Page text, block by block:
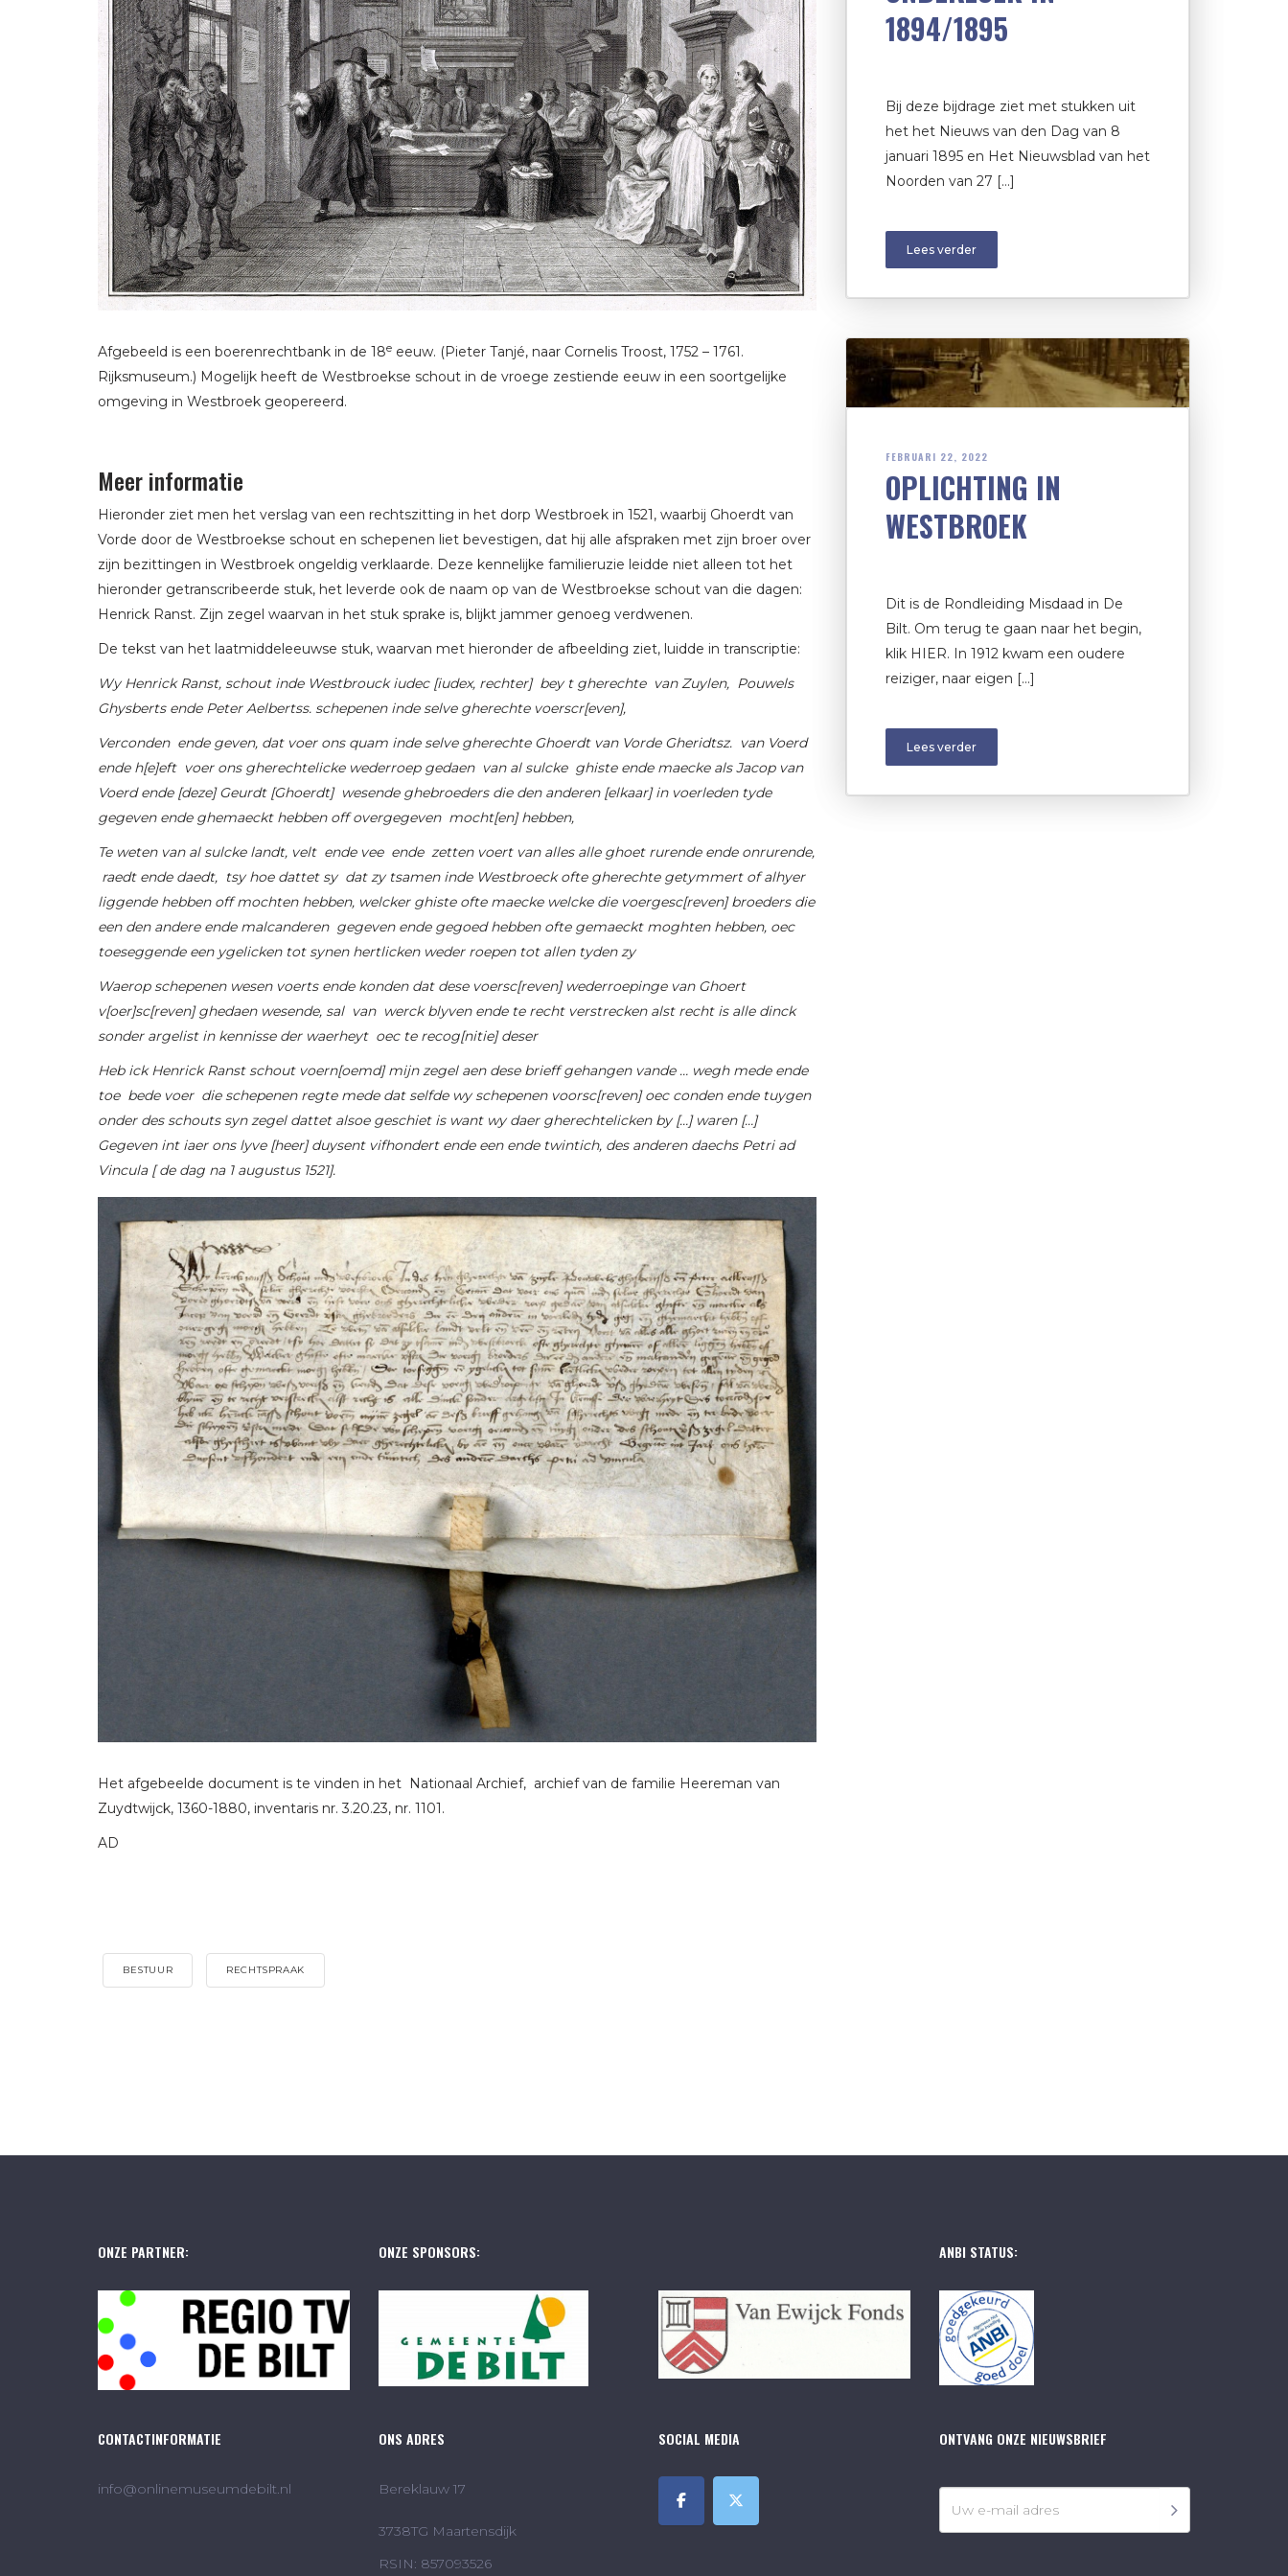
Afgebeeld is een boerenrechtbank in de 18e eeuw. (Pieter Tanjé, naar Cornelis Troost, 1752 – 1761.
Rijksmuseum.) Mogelijk heeft de Westbroekse schout in de vroege zestiende eeuw in een soortgelijke
omgeving in Westbroek geopereerd.
Meer informatie
Hieronder ziet men het verslag van een rechtszitting in het dorp Westbroek in 1521, waarbij Ghoerdt van
Vorde door de Westbroekse schout en schepenen liet bevestigen, dat hij alle afspraken met zijn broer over
zijn bezittingen in Westbroek ongeldig verklaarde. Deze kennelijke familieruzie leidde niet alleen tot het
hieronder getranscribeerde stuk, het leverde ook de naam op van de Westbroekse schout van die dagen:
Henrick Ranst. Zijn zegel waarvan in het stuk sprake is, blijkt jammer genoeg verdwenen.
De tekst van het laatmiddeleeuwse stuk, waarvan met hieronder de afbeelding ziet, luidde in transcriptie:
Wy Henrick Ranst, schout inde Westbrouck iudec [iudex, rechter] bey t gherechte van Zuylen, Pouwels
Ghysberts ende Peter Aelbertss. schepenen inde selve gherechte voerscr[even],
Verconden ende geven, dat voer ons quam inde selve gherechte Ghoerdt van Vorde Gheridtsz. van Voerd
ende h[e]eft voer ons gherechtelicke wederroep gedaen van al sulcke ghiste ende maecke als Jacop van
Voerd ende [deze] Geurdt [Ghoerdt] wesende ghebroeders die den anderen [elkaar] in voerleden tyde
gegeven ende ghemaeckt hebben off overgegeven mocht[en] hebben,
Te weten van al sulcke landt, velt ende vee ende zetten voert van alles alle ghoet rurende ende onrurende,
raedt ende daedt, tsy hoe dattet sy dat zy tsamen inde Westbroeck ofte gherechte getymmert of alhyer
liggende hebben off mochten hebben, welcker ghiste ofte maecke welcke die voergesc[reven] broeders die
een den andere ende malcanderen gegeven ende gegoed hebben ofte gemaeckt moghten hebben, oec
toeseggende een ygelicken tot synen hertlicken weder roepen tot allen tyden zy
Waerop schepenen wesen voerts ende konden dat dese voersc[reven] wederroepinge van Ghoert
v[oer]sc[reven] ghedaen wesende, sal van werck blyven ende te recht verstrecken alst recht is alle dinck
sonder argelist in kennisse der waerheyt oec te recog[nitie] deser
Heb ick Henrick Ranst schout voern[oemd] mijn zegel aen dese brieff gehangen vande … wegh mede ende
toe bede voer die schepenen regte mede dat selfde wy schepenen voorsc[reven] oec conden ende tuygen
onder des schouts syn zegel dattet alsoe geschiet is want wy daer gherechtelicken by […] waren […]
Gegeven int iaer ons lyve [heer] duysent vifhondert ende een ende twintich, des anderen daechs Petri ad
Vincula [ de dag na 1 augustus 1521].
Het afgebeelde document is te vinden in het Nationaal Archief, archief van de familie Heereman van
Zuydtwijck, 1360-1880, inventaris nr. 3.20.23, nr. 1101.
AD
BESTUUR RECHTSPRAAK
1894/1895
Bij deze bijdrage ziet met stukken uit
het het Nieuws van den Dag van 8
januari 1895 en Het Nieuwsblad van het
Noorden van 27 […]
Lees verder
FEBRUARI 22, 2022
OPLICHTING IN
WESTBROEK
Dit is de Rondleiding Misdaad in De
Bilt. Om terug te gaan naar het begin,
klik HIER. In 1912 kwam een oudere
reiziger, naar eigen […]
Lees verder
ONZE PARTNER: ONZE SPONSORS: ANBI STATUS:
CONTACTINFORMATIE
info@onlinemuseumdebilt.nl
ONS ADRES
Bereklauw 17
3738TG Maartensdijk
RSIN: 857093526
SOCIAL MEDIA ONTVANG ONZE NIEUWSBRIEF